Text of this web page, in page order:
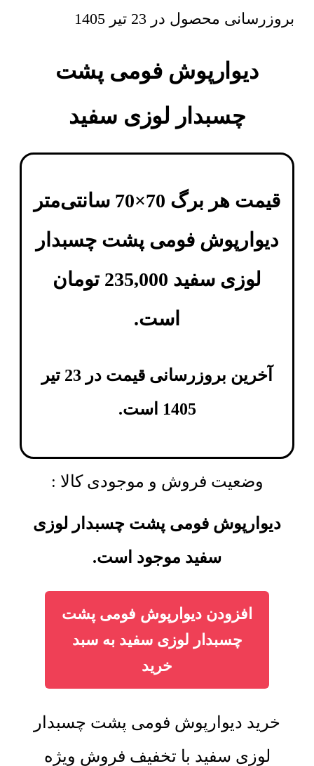
بروزرسانی محصول در 23 تیر 1405
دیوارپوش فومی پشت
چسبدار لوزی سفید
قیمت هر برگ 70×70 سانتی‌متر
دیوارپوش فومی پشت چسبدار
لوزی سفید 235,000 تومان
است.
آخرین بروزرسانی قیمت در 23 تیر
1405 است.
وضعیت فروش و موجودی کالا :
دیوارپوش فومی پشت چسبدار لوزی
سفید موجود است.
افزودن دیوارپوش فومی پشت
چسبدار لوزی سفید به سبد
خرید
خرید دیوارپوش فومی پشت چسبدار
لوزی سفید با تخفیف فروش ویژه